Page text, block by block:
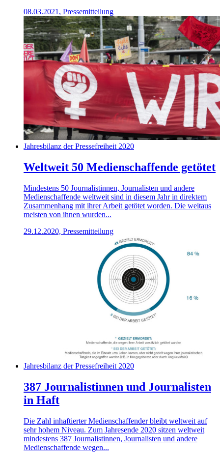
08.03.2021, Pressemitteilung
Jahresbilanz der Pressefreiheit 2020
Weltweit 50 Medienschaffende getötet
Mindestens 50 Journalistinnen, Journalisten und andere
Medienschaffende weltweit sind in diesem Jahr in direktem
Zusammenhang mit ihrer Arbeit getötet worden. Die weitaus
meisten von ihnen wurden...
29.12.2020, Pressemitteilung
Jahresbilanz der Pressefreiheit 2020
387 Journalistinnen und Journalisten
in Haft
Die Zahl inhaftierter Medienschaffender bleibt weltweit auf
sehr hohem Niveau. Zum Jahresende 2020 sitzen weltweit
mindestens 387 Journalistinnen, Journalisten und andere
Medienschaffende wegen...